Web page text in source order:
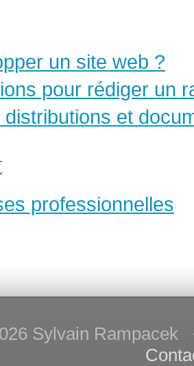
un site web ?
pour rédiger un
distributions et
professionnelles
Sylvain